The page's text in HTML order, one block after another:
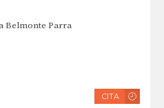
Belmonte Parra
CITA